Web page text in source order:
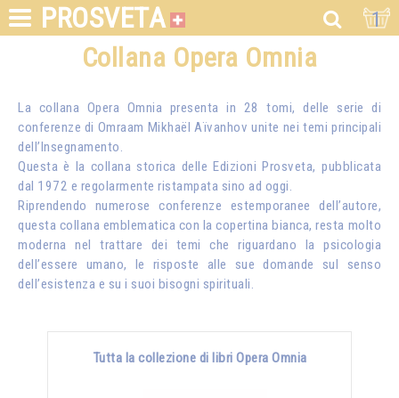
PROSVETA 1
Collana Opera Omnia
La collana Opera Omnia presenta in 28 tomi, delle serie di
conferenze di Omraam Mikhaël Aïvanhov unite nei temi principali
dell’Insegnamento.
Questa è la collana storica delle Edizioni Prosveta, pubblicata
dal 1972 e regolarmente ristampata sino ad oggi.
Riprendendo numerose conferenze estemporanee dell’autore,
questa collana emblematica con la copertina bianca, resta molto
moderna nel trattare dei temi che riguardano la psicologia
dell’essere umano, le risposte alle sue domande sul senso
dell’esistenza e su i suoi bisogni spirituali.
Tutta la collezione di libri Opera Omnia